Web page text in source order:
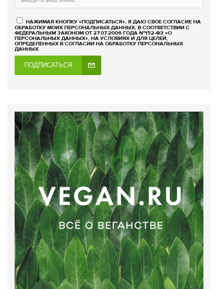
НАЖИМАЯ КНОПКУ «ПОДПИСАТЬСЯ», Я ДАЮ СВОЕ СОГЛАСИЕ НА
ОБРАБОТКУ МОИХ ПЕРСОНАЛЬНЫХ ДАННЫХ, В СООТВЕТСТВИИ С
ФЕДЕРАЛЬНЫМ ЗАКОНОМ ОТ 27.07.2006 ГОДА №152-ФЗ «О
ПЕРСОНАЛЬНЫХ ДАННЫХ», НА УСЛОВИЯХ И ДЛЯ ЦЕЛЕЙ,
ОПРЕДЕЛЕННЫХ В СОГЛАСИИ НА ОБРАБОТКУ ПЕРСОНАЛЬНЫХ
ДАННЫХ
ПОДПИСАТЬСЯ